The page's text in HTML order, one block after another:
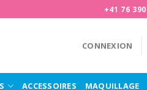
+41 76
CONNEXION
ACCESSOIRES MAQUILLAGE